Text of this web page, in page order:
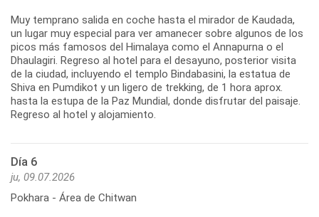
Muy temprano salida en coche hasta el mirador de Kaudada,
un lugar muy especial para ver amanecer sobre algunos de los
picos más famosos del Himalaya como el Annapurna o el
Dhaulagiri. Regreso al hotel para el desayuno, posterior visita
de la ciudad, incluyendo el templo Bindabasini, la estatua de
Shiva en Pumdikot y un ligero de trekking, de 1 hora aprox.
hasta la estupa de la Paz Mundial, donde disfrutar del paisaje.
Regreso al hotel y alojamiento.
Día 6
ju, 09.07.2026
Pokhara - Área de Chitwan